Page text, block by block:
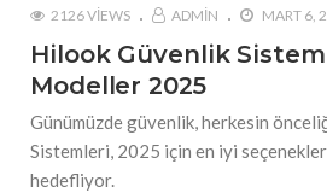
2126 VIEWS ADMIN MART 6,
Hilook Güvenlik
Modeller 2025
Günümüzde güvenlik, herkesin
Sistemleri, 2025 için en iyi
hedefliyor.